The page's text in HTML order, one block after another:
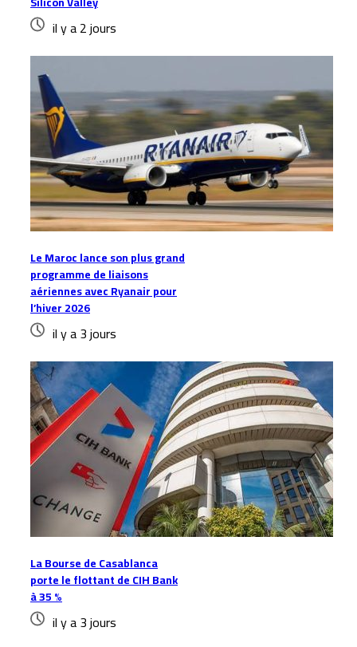
il y a 2 jours
Le Maroc lance son plus grand
programme de liaisons
aériennes avec Ryanair pour
l’hiver 2026
il y a 3 jours
La Bourse de Casablanca
porte le flottant de CIH Bank
à 35 %
il y a 3 jours